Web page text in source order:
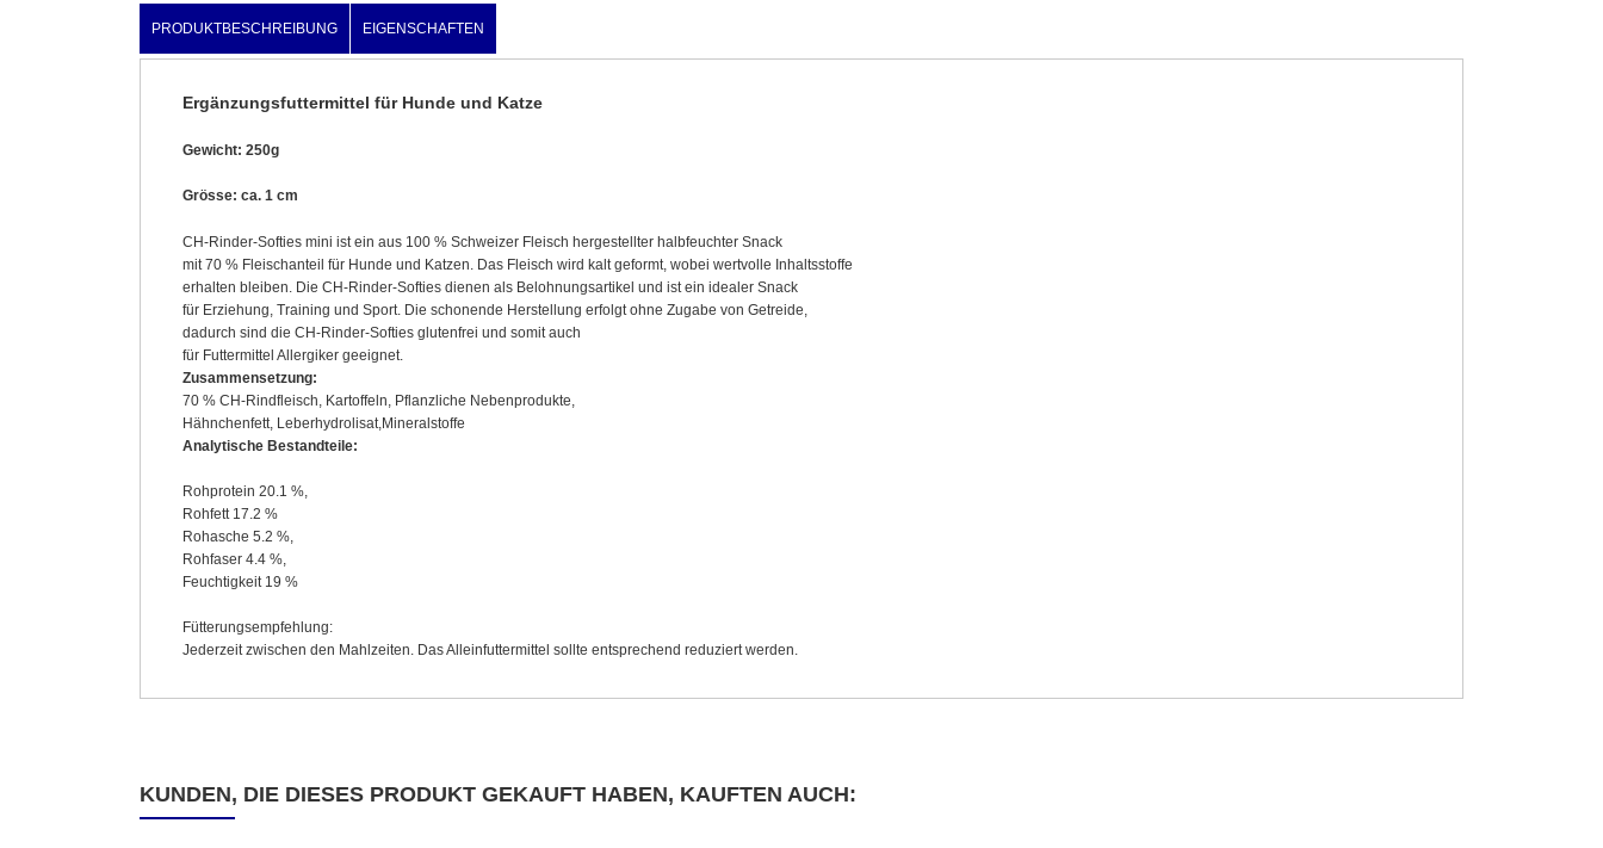
PRODUKTBESCHREIBUNG EIGENSCHAFTEN
Ergänzungsfuttermittel für Hunde und Katze
Gewicht: 250g
Grösse: ca. 1 cm
CH-Rinder-Softies mini ist ein aus 100 % Schweizer Fleisch hergestellter halbfeuchter Snack
mit 70 % Fleischanteil für Hunde und Katzen. Das Fleisch wird kalt geformt, wobei wertvolle Inhaltsstoffe
erhalten bleiben. Die CH-Rinder-Softies dienen als Belohnungsartikel und ist ein idealer Snack
für Erziehung, Training und Sport. Die schonende Herstellung erfolgt ohne Zugabe von Getreide,
dadurch sind die CH-Rinder-Softies glutenfrei und somit auch
für Futtermittel Allergiker geeignet.
Zusammensetzung:
70 % CH-Rindfleisch, Kartoffeln, Pflanzliche Nebenprodukte,
Hähnchenfett, Leberhydrolisat,Mineralstoffe
Analytische Bestandteile:
Rohprotein 20.1 %,
Rohfett 17.2 %
Rohasche 5.2 %,
Rohfaser 4.4 %,
Feuchtigkeit 19 %
Fütterungsempfehlung:
Jederzeit zwischen den Mahlzeiten. Das Alleinfuttermittel sollte entsprechend reduziert werden.
KUNDEN, DIE DIESES PRODUKT GEKAUFT HABEN, KAUFTEN AUCH: